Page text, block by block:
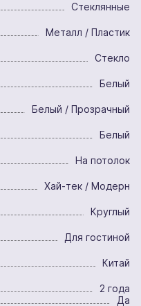
Стеклянные
Металл / Пластик
Стекло
Белый
Белый / Прозрачный
Белый
На потолок
Хай-тек / Модерн
Круглый
Для гостиной
Китай
2 года
Да